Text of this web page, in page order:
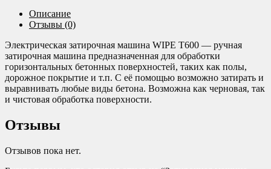
Описание
Отзывы (0)
Электрическая затирочная машина WIPE T600 — ручная
затирочная машина предназначенная для обработки
горизонтальных бетонных поверхностей, таких как полы,
дорожное покрытие и т.п. С её помощью возможно затирать и
выравнивать любые виды бетона. Возможна как черновая, так
и чистовая обработка поверхности.
Отзывы
Отзывов пока нет.